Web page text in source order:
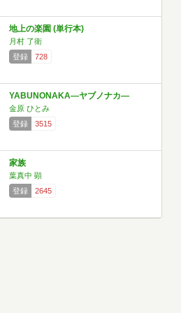
地上の楽園 (単行本)
月村 了衛
登録
728
YABUNONAKA―ヤブノナカ―
金原 ひとみ
登録
3515
家族
葉真中 顕
登録
2645